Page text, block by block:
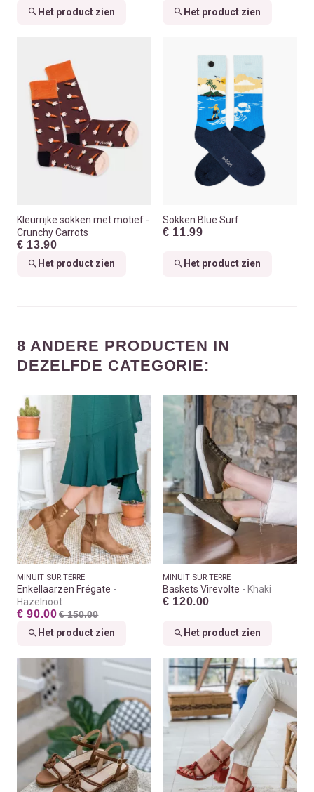
Het product zien Het product zien
Kleurrijke sokken met motief -
Crunchy Carrots
€ 13.90
Het product zien
Sokken Blue Surf
€ 11.99
Het product zien
8 ANDERE PRODUCTEN IN
DEZELFDE CATEGORIE:
MINUIT SUR TERRE
Enkellaarzen Frégate
Hazelnoot
€ 90.00 € 150.00
Het product zien
MINUIT SUR TERRE
Baskets Virevolte Khaki
€ 120.00
Het product zien